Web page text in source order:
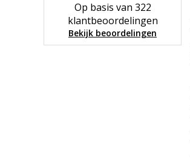
Op basis van 322
klantbeoordelingen
Bekijk beoordelingen